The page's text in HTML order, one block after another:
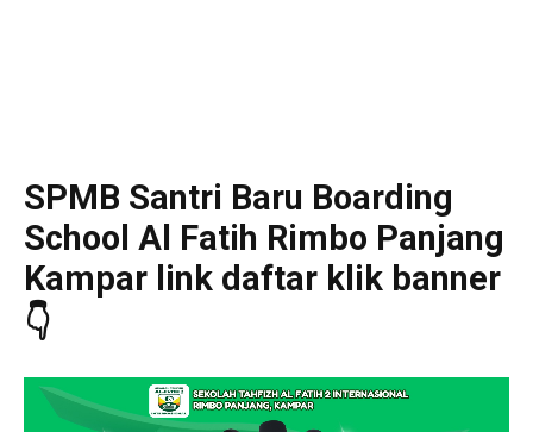
SPMB Santri Baru Boarding
School Al Fatih Rimbo Panjang
Kampar link daftar klik banner
👇